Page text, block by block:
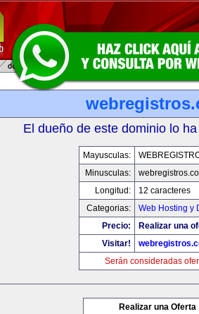
El dueño de este dominio lo
Mayusculas:
Minusculas:
Longitud:
12 caracteres
Categorias:
Web Hosting y
Precio:
Realizar una
Visitar!
Serán consideradas
Realizar una Oferta